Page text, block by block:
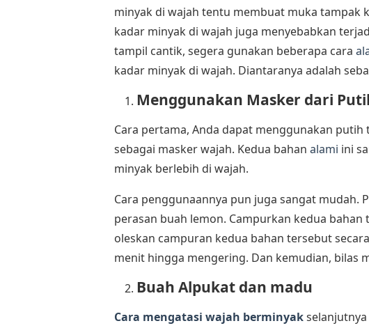
minyak di wajah tentu membuat muka tampak
kadar minyak di wajah juga menyebabkan
tampil cantik, segera gunakan beberapa cara
kadar minyak di wajah. Diantaranya adalah
Menggunakan Masker dari
Cara pertama, Anda dapat menggunakan
sebagai masker wajah. Kedua bahan alami ini
minyak berlebih di wajah.
Cara penggunaannya pun juga sangat mudah.
perasan buah lemon. Campurkan kedua bahan
oleskan campuran kedua bahan tersebut
menit hingga mengering. Dan kemudian, bilas
Buah Alpukat dan madu
Cara mengatasi wajah berminyak